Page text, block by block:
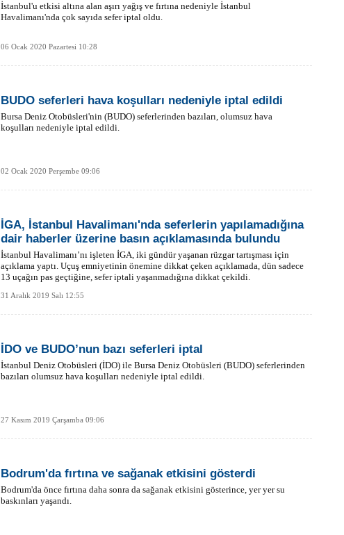
İstanbul'u etkisi altına alan aşırı yağış ve fırtına nedeniyle İstanbul
Havalimanı'nda çok sayıda sefer iptal oldu.
06 Ocak 2020 Pazartesi 10:28
BUDO seferleri hava koşulları nedeniyle iptal edildi
Bursa Deniz Otobüsleri'nin (BUDO) seferlerinden bazıları, olumsuz hava
koşulları nedeniyle iptal edildi.
02 Ocak 2020 Perşembe 09:06
İGA, İstanbul Havalimanı'nda seferlerin yapılamadığına
dair haberler üzerine basın açıklamasında bulundu
İstanbul Havalimanı’nı işleten İGA, iki gündür yaşanan rüzgar tartışması için
açıklama yaptı. Uçuş emniyetinin önemine dikkat çeken açıklamada, dün sadece
13 uçağın pas geçtiğine, sefer iptali yaşanmadığına dikkat çekildi.
31 Aralık 2019 Salı 12:55
İDO ve BUDO’nun bazı seferleri iptal
İstanbul Deniz Otobüsleri (İDO) ile Bursa Deniz Otobüsleri (BUDO) seferlerinden
bazıları olumsuz hava koşulları nedeniyle iptal edildi.
27 Kasım 2019 Çarşamba 09:06
Bodrum'da fırtına ve sağanak etkisini gösterdi
Bodrum'da önce fırtına daha sonra da sağanak etkisini gösterince, yer yer su
baskınları yaşandı.